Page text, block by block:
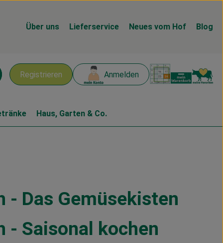
Über uns Lieferservice Neues vom Hof Blog
Registrieren Anmelden
Haus, Garten & Co.
- Das Gemüsekisten
- Saisonal kochen